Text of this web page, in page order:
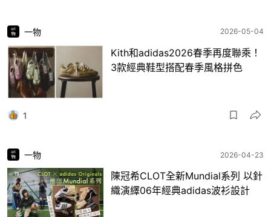
一物 2026-05-04
Kith和adidas2026春季再度聯乘！
3款經典鞋型搭配春季風格拼色
1
一物 2026-04-23
陳冠希CLOT全新Mundial系列 以針
織演繹06年經典adidas波衫設計